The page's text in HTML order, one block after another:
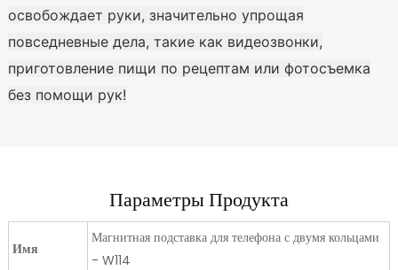
освобождает руки, значительно упрощая
повседневные дела, такие как видеозвонки,
приготовление пищи по рецептам или фотосъемка
без помощи рук!
Параметры Продукта
Имя
Магнитная подставка для телефона с двумя кольцами
- W114